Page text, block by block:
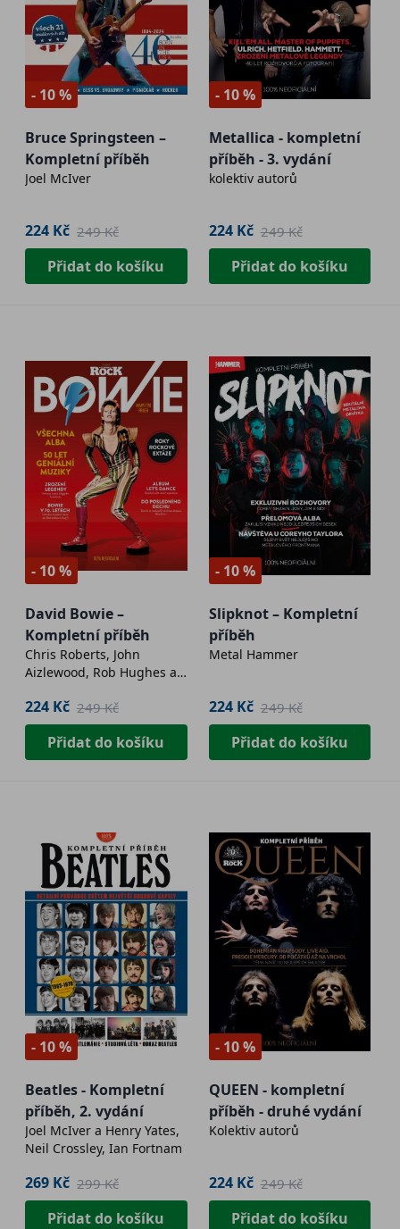
- 10 %
Bruce Springsteen –
Kompletní příběh
Joel McIver
224 Kč 249 Kč
Přidat do košíku
- 10 %
Metallica - kompletní
příběh - 3. vydání
kolektiv autorů
224 Kč 249 Kč
Přidat do košíku
- 10 %
David Bowie –
Kompletní příběh
Chris Roberts, John
Aizlewood, Rob Hughes a
224 Kč 249 Kč
Přidat do košíku
- 10 %
Slipknot – Kompletní
příběh
Metal Hammer
224 Kč 249 Kč
Přidat do košíku
- 10 %
Beatles - Kompletní
příběh, 2. vydání
Joel McIver a Henry Yates,
Neil Crossley, Ian Fortnam
269 Kč 299 Kč
Přidat do košíku
- 10 %
QUEEN - kompletní
příběh - druhé vydání
Kolektiv autorů
224 Kč 249 Kč
Přidat do košíku